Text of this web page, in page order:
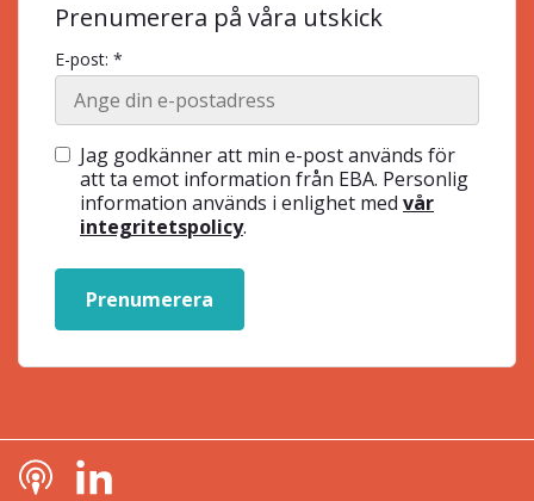
Prenumerera på våra utskick
E-post: *
Jag godkänner att min e-post används för
att ta emot information från EBA. Personlig
information används i enlighet med vår
integritetspolicy.
Prenumerera